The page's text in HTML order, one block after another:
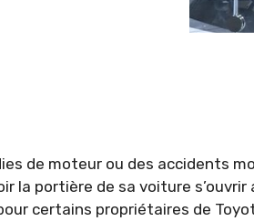
de moteur ou des accidents
la portière de sa voiture
certains propriétaires de